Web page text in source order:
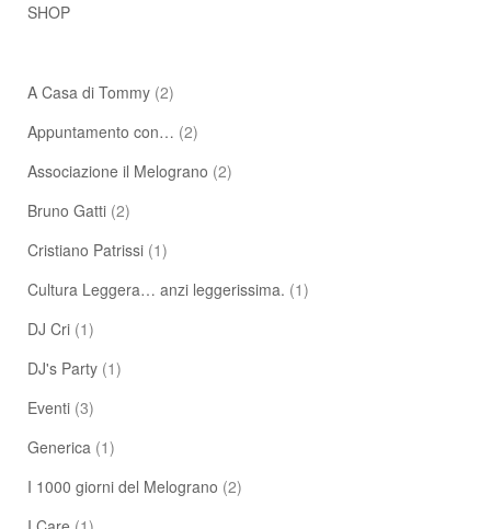
SHOP
A Casa di Tommy (2)
Appuntamento con… (2)
Associazione il Melograno (2)
Bruno Gatti (2)
Cristiano Patrissi (1)
Cultura Leggera… anzi leggerissima. (1)
DJ Cri (1)
DJ's Party (1)
Eventi (3)
Generica (1)
I 1000 giorni del Melograno (2)